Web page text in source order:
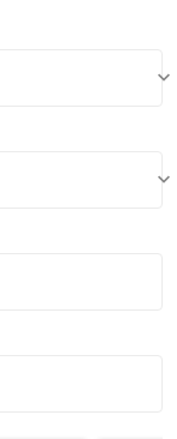
keyboard_arrow_down
keyboard_arrow_down